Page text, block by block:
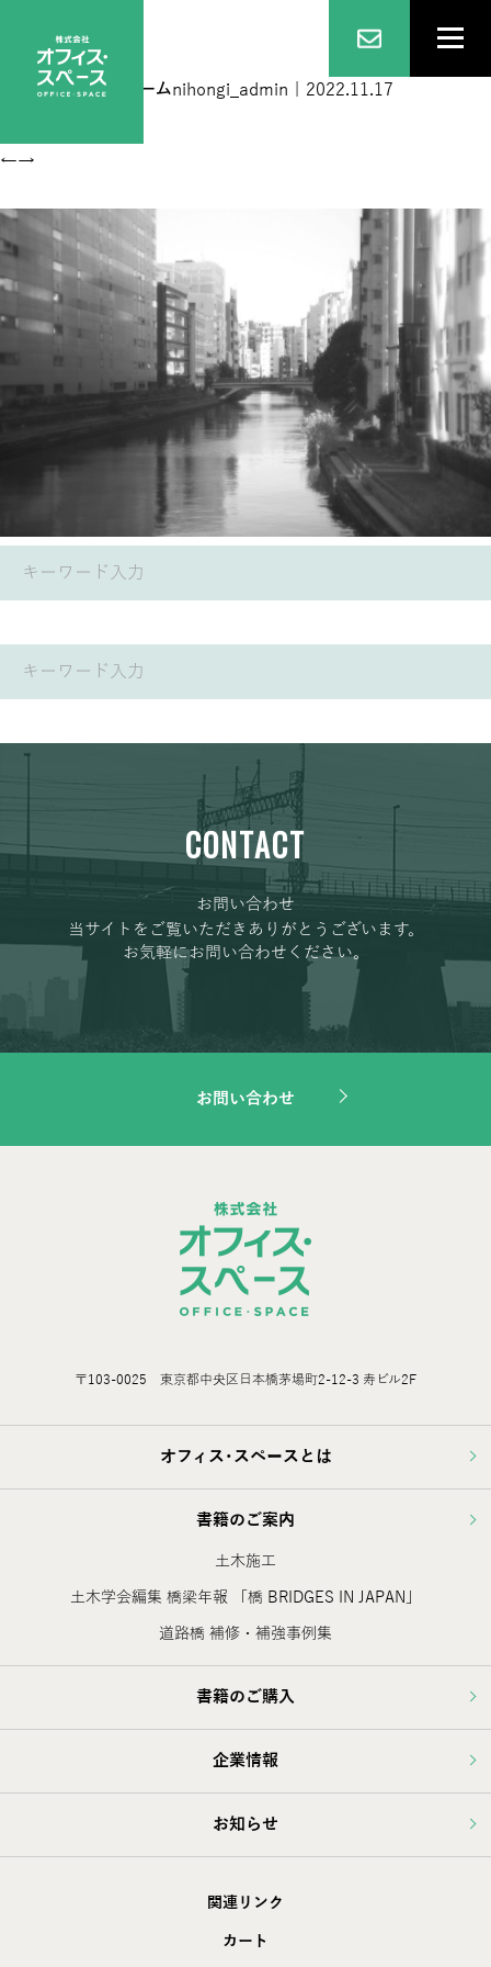
L1000015| ← ホームnihongi_admin 2022.11.17
←→
CONTACT
お問い合わせ
当サイトをご覧いただきありがとうございます。
お気軽にお問い合わせください。
お問い合わせ
〒103-0025 東京都中央区日本橋茅場町2-12-3 寿ビル2F
オフィス･スペースとは
書籍のご案内
土木施工
土木学会編集 橋梁年報 「橋 BRIDGES IN JAPAN」
道路橋 補修・補強事例集
書籍のご購入
企業情報
お知らせ
関連リンク
カート